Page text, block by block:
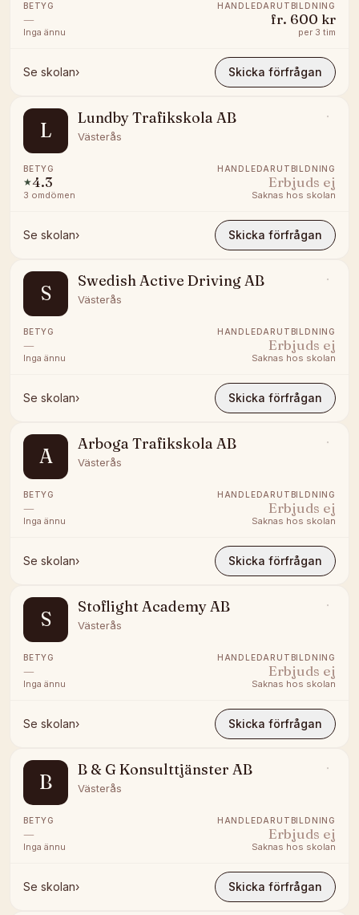
BETYG
—
Inga ännu
HANDLEDARUTBILDNING
fr. 600 kr
per 3 tim
Se skolan› Skicka förfrågan
L
Lundby Trafikskola AB
Västerås
BETYG
★4.3
3 omdömen
HANDLEDARUTBILDNING
Erbjuds ej
Saknas hos skolan
Se skolan› Skicka förfrågan
S
Swedish Active Driving AB
Västerås
BETYG
—
Inga ännu
HANDLEDARUTBILDNING
Erbjuds ej
Saknas hos skolan
Se skolan› Skicka förfrågan
A
Arboga Trafikskola AB
Västerås
BETYG
—
Inga ännu
HANDLEDARUTBILDNING
Erbjuds ej
Saknas hos skolan
Se skolan› Skicka förfrågan
S
Stoflight Academy AB
Västerås
BETYG
—
Inga ännu
HANDLEDARUTBILDNING
Erbjuds ej
Saknas hos skolan
Se skolan› Skicka förfrågan
B
B & G Konsulttjänster AB
Västerås
BETYG
—
Inga ännu
HANDLEDARUTBILDNING
Erbjuds ej
Saknas hos skolan
Se skolan› Skicka förfrågan